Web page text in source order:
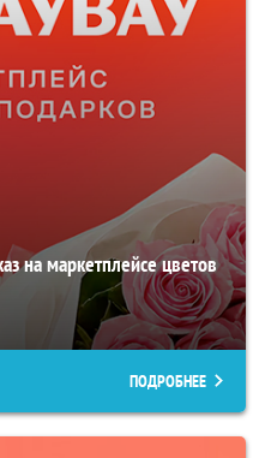
на маркетплейсе цветов
ПОДРОБНЕЕ